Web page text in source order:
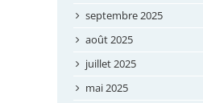
septembre 2025
août 2025
juillet 2025
mai 2025